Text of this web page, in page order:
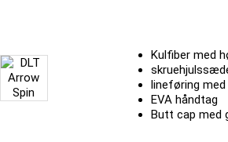
Kulfiber med
lineføring
EVA håndtag
Butt cap med